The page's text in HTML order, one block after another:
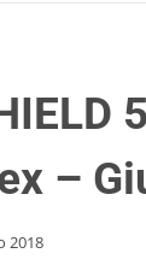
–
2018